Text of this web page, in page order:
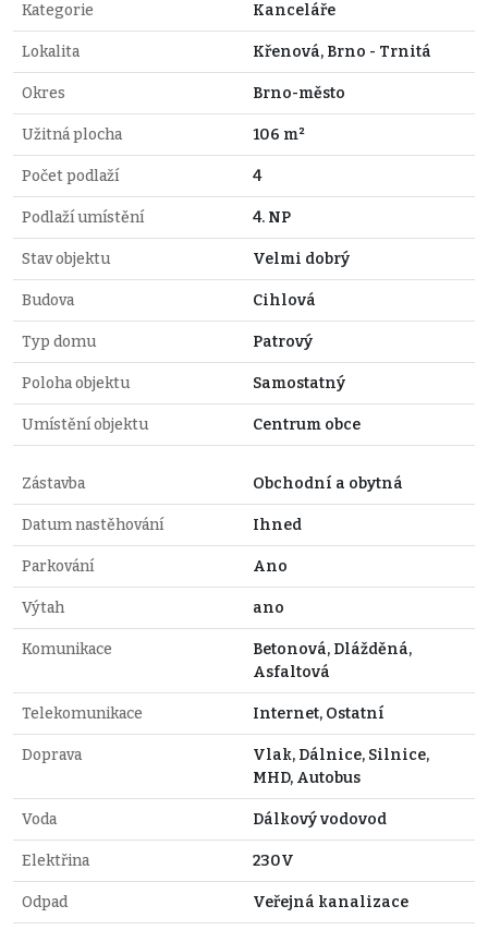
Kategorie Kanceláře
Lokalita Křenová, Brno - Trnitá
Okres Brno-město
Užitná plocha 106 m²
Počet podlaží 4
Podlaží umístění 4. NP
Stav objektu Velmi dobrý
Budova Cihlová
Typ domu Patrový
Poloha objektu Samostatný
Umístění objektu Centrum obce
Zástavba Obchodní a obytná
Datum nastěhování Ihned
Parkování Ano
Výtah ano
Komunikace
Betonová, Dlážděná,
Asfaltová
Telekomunikace Internet, Ostatní
Doprava
Vlak, Dálnice, Silnice,
MHD, Autobus
Voda Dálkový vodovod
Elektřina 230V
Odpad Veřejná kanalizace